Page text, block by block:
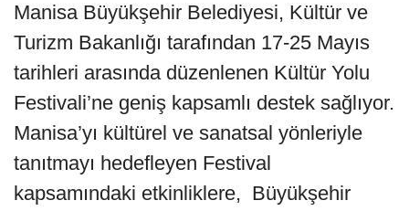
Manisa Büyükşehir Belediyesi, Kültür ve
Turizm Bakanlığı tarafından 17-25 Mayıs
tarihleri arasında düzenlenen Kültür Yolu
Festivali’ne geniş kapsamlı destek sağlıyor.
Manisa’yı kültürel ve sanatsal yönleriyle
tanıtmayı hedefleyen Festival
kapsamındaki etkinliklere, Büyükşehir